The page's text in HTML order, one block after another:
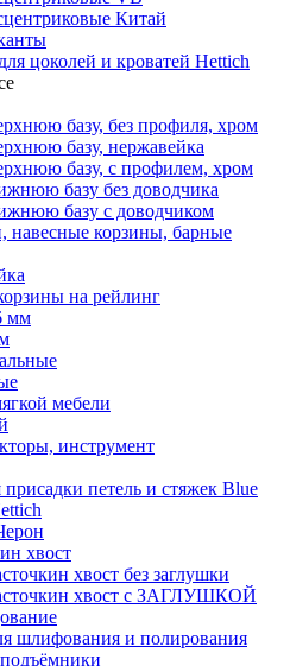
Китай
цоколей и кроватей Hettich
базу, без профиля, хром
базу, нержавейка
базу, с профилем, хром
базу без доводчика
базу с доводчиком
навесные корзины, барные
на рейлинг
мм
мебели
инструмент
петель и стяжек Blue
хвост
хвост без заглушки
хвост с ЗАГЛУШКОЙ
шлифования и полирования